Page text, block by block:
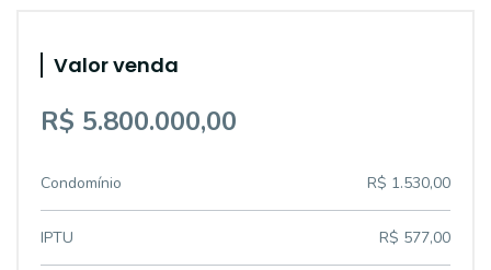
Valor venda
R$ 5.800.000,00
Condomínio R$ 1.530,00
IPTU R$ 577,00